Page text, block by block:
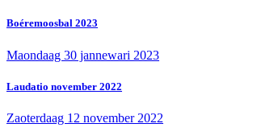
Boéremoosbal 2023
Maondaag 30 jannewari 2023
Laudatio november 2022
Zaoterdaag 12 november 2022